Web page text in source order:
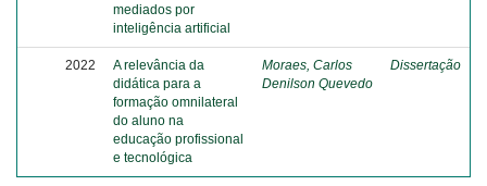
mediados por
inteligência artificial
2022
A relevância da
didática para a
formação omnilateral
do aluno na
educação profissional
e tecnológica
Moraes, Carlos
Denilson Quevedo
Dissertação